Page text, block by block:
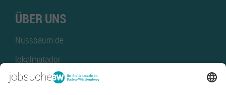
ÜBER UNS
Nussbaum.de
lokalmatador
kaufinBW